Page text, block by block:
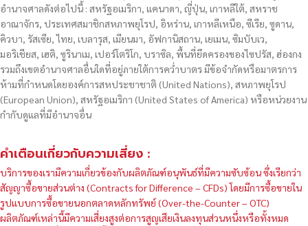
อำนาจศาลดังต่อไปนี้ : สหรัฐอเมริกา, แคนาดา, ญี่ปุ่น, เกาหลีใต้, สหราช
อาณาจักร, ประเทศสมาชิกสหภาพยุโรป, อิหร่าน, เกาหลีเหนือ, ซีเรีย, ซูดาน,
คิวบา, รัสเซีย, ไทย, เบลารุส, เมียนมา, อัฟกานิสถาน, เยเมน, ซิมบับเว,
มอริเชียส, เฮติ, ซูรินาเม, เปอร์โตริโก, บราซิล, พื้นที่ยึดครองของไซปรัส, ฮ่องกง
รวมถึงเขตอำนาจศาลอื่นใดที่อยู่ภายใต้การคว่ำบาตร มีข้อจำกัดหรือมาตรการ
ห้ามที่กำหนดโดยองค์การสหประชาชาติ (United Nations), สหภาพยุโรป
(European Union), สหรัฐอเมริกา (United States of America) หรือหน่วยงาน
กำกับดูแลที่มีอำนาจอื่น
คำเตือนเกี่ยวกับความเสี่ยง :
บริการของเรามีความเกี่ยวข้องกับผลิตภัณฑ์อนุพันธ์ที่มีความซับซ้อน ซึ่งเรียกว่า
สัญญาซื้อขายส่วนต่าง (Contracts for Difference – CFDs) โดยมีการซื้อขายใน
รูปแบบการซื้อขายนอกตลาดหลักทรัพย์ (Over-the-Counter – OTC)
ผลิตภัณฑ์เหล่านี้มีความเสี่ยงสูงต่อการสูญเสียเงินลงทุนส่วนหนึ่งหรือทั้งหมด